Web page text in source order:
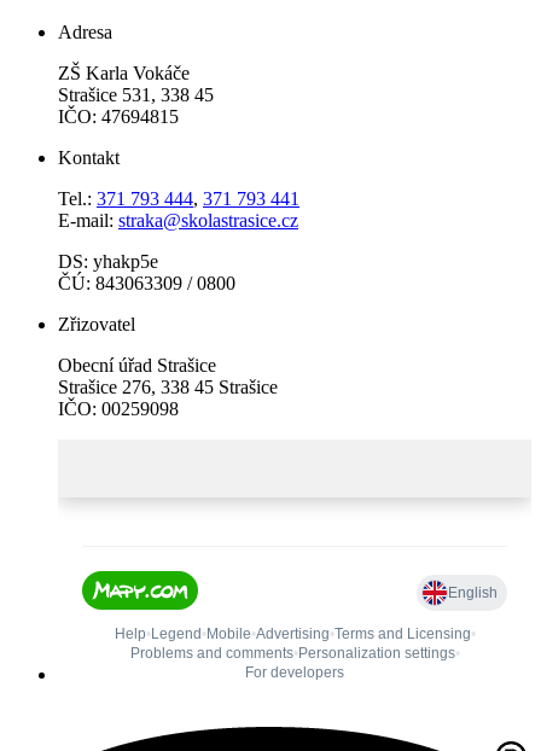
Adresa
ZŠ Karla Vokáče
Strašice 531, 338 45
IČO: 47694815
Kontakt
Tel.: 371 793 444, 371 793 441
E-mail: straka@skolastrasice.cz
DS: yhakp5e
ČÚ: 843063309 / 0800
Zřizovatel
Obecní úřad Strašice
Strašice 276, 338 45 Strašice
IČO: 00259098